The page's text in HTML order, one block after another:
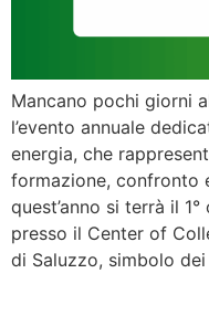
Mancano pochi giorni
l’evento annuale
energia, che
formazione, confronto
quest’anno si terrà il
presso il Center of
di Saluzzo, simbolo